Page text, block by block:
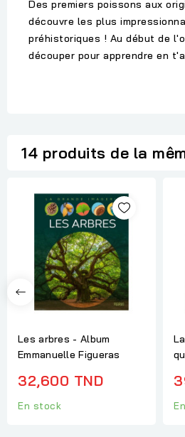
Des premiers poissons aux
découvre les plus
préhistoriques ! Au début de
découper pour apprendre en
14 produits de la
Les arbres - Album
Emmanuelle Figueras
32,600 TND
En stock